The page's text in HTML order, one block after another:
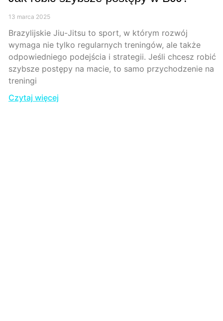
13 marca 2025
Brazylijskie Jiu-Jitsu to sport, w którym rozwój
wymaga nie tylko regularnych treningów, ale także
odpowiedniego podejścia i strategii. Jeśli chcesz robić
szybsze postępy na macie, to samo przychodzenie na
treningi
Czytaj więcej